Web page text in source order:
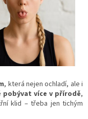
, která nejen ochladí, ale i
pobývat více v přírodě,
klid – třeba jen tichým